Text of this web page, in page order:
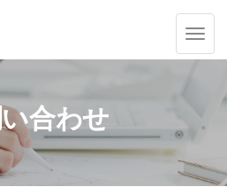
ナ
ビ
ョ
ン
の
切
合わせ